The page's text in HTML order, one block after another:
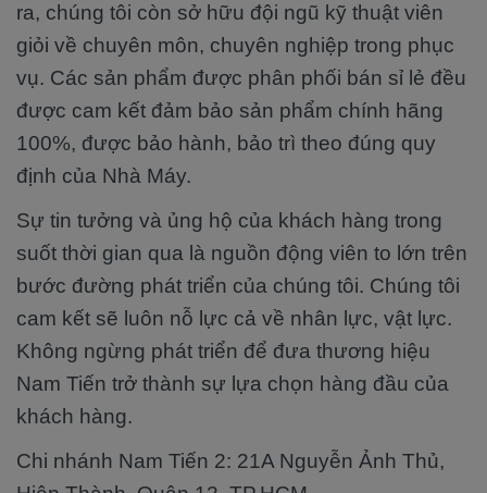
ra, chúng tôi còn sở hữu đội ngũ kỹ thuật viên
giỏi về chuyên môn, chuyên nghiệp trong phục
vụ. Các sản phẩm được phân phối bán sỉ lẻ đều
được cam kết đảm bảo sản phẩm chính hãng
100%, được bảo hành, bảo trì theo đúng quy
định của Nhà Máy.
Sự tin tưởng và ủng hộ của khách hàng trong
suốt thời gian qua là nguồn động viên to lớn trên
bước đường phát triển của chúng tôi. Chúng tôi
cam kết sẽ luôn nỗ lực cả về nhân lực, vật lực.
Không ngừng phát triển để đưa thương hiệu
Nam Tiến trở thành sự lựa chọn hàng đầu của
khách hàng.
Chi nhánh Nam Tiến 2: 21A Nguyễn Ảnh Thủ,